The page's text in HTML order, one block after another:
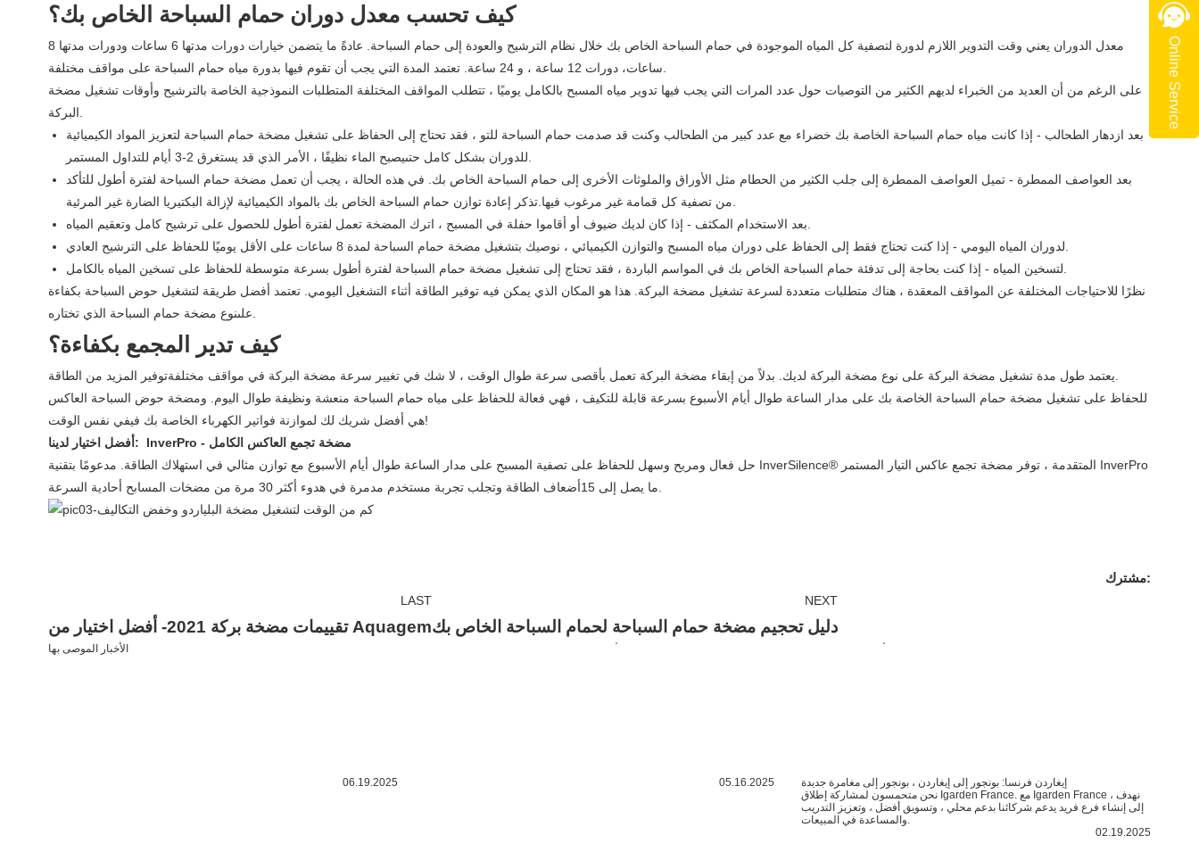
كيف تحسب معدل دوران حمام السباحة الخاص بك؟
معدل الدوران يعني وقت التدوير اللازم لدورة لتصفية كل المياه الموجودة في حمام السباحة الخاص بك خلال نظام الترشيح والعودة إلى حمام السباحة. عادةً ما يتضمن خيارات دورات مدتها 6 ساعات ودورات مدتها 8
ساعات، دورات 12 ساعة ، و 24 ساعة. تعتمد المدة التي يجب أن تقوم فيها بدورة مياه حمام السباحة على مواقف مختلفة.
على الرغم من أن العديد من الخبراء لديهم الكثير من التوصيات حول عدد المرات التي يجب فيها تدوير مياه المسبح بالكامل يوميًا ، تتطلب المواقف المختلفة المتطلبات النموذجية الخاصة بالترشيح وأوقات تشغيل مضخة
البركة.
بعد ازدهار الطحالب - إذا كانت مياه حمام السباحة الخاصة بك خضراء مع عدد كبير من الطحالب وكنت قد صدمت حمام السباحة للتو ، فقد تحتاج إلى الحفاظ على تشغيل مضخة حمام السباحة لتعزيز المواد الكيميائية
للدوران بشكل كامل حتىيصبح الماء نظيفًا ، الأمر الذي قد يستغرق 2-3 أيام للتداول المستمر.
بعد العواصف الممطرة - تميل العواصف الممطرة إلى جلب الكثير من الحطام مثل الأوراق والملوثات الأخرى إلى حمام السباحة الخاص بك. في هذه الحالة ، يجب أن تعمل مضخة حمام السباحة لفترة أطول للتأكد
من تصفية كل قمامة غير مرغوب فيها.تذكر إعادة توازن حمام السباحة الخاص بك بالمواد الكيميائية لإزالة البكتيريا الضارة غير المرئية.
بعد الاستخدام المكثف - إذا كان لديك ضيوف أو أقاموا حفلة في المسبح ، اترك المضخة تعمل لفترة أطول للحصول على ترشيح كامل وتعقيم المياه.
لدوران المياه اليومي - إذا كنت تحتاج فقط إلى الحفاظ على دوران مياه المسبح والتوازن الكيميائي ، نوصيك بتشغيل مضخة حمام السباحة لمدة 8 ساعات على الأقل يوميًا للحفاظ على الترشيح العادي.
لتسخين المياه - إذا كنت بحاجة إلى تدفئة حمام السباحة الخاص بك في المواسم الباردة ، فقد تحتاج إلى تشغيل مضخة حمام السباحة لفترة أطول بسرعة متوسطة للحفاظ على تسخين المياه بالكامل.
نظرًا للاحتياجات المختلفة عن المواقف المعقدة ، هناك متطلبات متعددة لسرعة تشغيل مضخة البركة. هذا هو المكان الذي يمكن فيه توفير الطاقة أثناء التشغيل اليومي. تعتمد أفضل طريقة لتشغيل حوض السباحة بكفاءة
علىنوع مضخة حمام السباحة الذي تختاره.
كيف تدير المجمع بكفاءة؟
يعتمد طول مدة تشغيل مضخة البركة على نوع مضخة البركة لديك. بدلاً من إبقاء مضخة البركة تعمل بأقصى سرعة طوال الوقت ، لا شك في تغيير سرعة مضخة البركة في مواقف مختلفةتوفير المزيد من الطاقة.
للحفاظ على تشغيل مضخة حمام السباحة الخاصة بك على مدار الساعة طوال أيام الأسبوع بسرعة قابلة للتكيف ، فهي فعالة للحفاظ على مياه حمام السباحة منعشة ونظيفة طوال اليوم. ومضخة حوض السباحة العاكس
هي أفضل شريك لك لموازنة فواتير الكهرباء الخاصة بك فيفي نفس الوقت!
أفضل اختيار لدينا: InverPro - مضخة تجمع العاكس الكامل
حل فعال ومريح وسهل للحفاظ على تصفية المسبح على مدار الساعة طوال أيام الأسبوع مع توازن مثالي في استهلاك الطاقة. مدعومًا بتقنية InverSilence® المتقدمة ، توفر مضخة تجمع عاكس التيار المستمر InverPro
ما يصل إلى 15أضعاف الطاقة وتجلب تجربة مستخدم مدمرة في هدوء أكثر 30 مرة من مضخات المسابح أحادية السرعة.
مشترك:
LAST
تقييمات مضخة بركة 2021- أفضل اختيار من Aquagem
NEXT
دليل تحجيم مضخة حمام السباحة لحمام السباحة الخاص بك
الأخبار الموصى بها
06.19.2025 05.16.2025
إيغاردن فرنسا: بونجور إلى إيغاردن ، بونجور إلى مغامرة جديدة
نحن متحمسون لمشاركة إطلاق Igarden France. مع Igarden France ، نهدف
إلى إنشاء فرع فريد يدعم شركائنا بدعم محلي ، وتسويق أفضل ، وتعزيز التدريب
والمساعدة في المبيعات.
02.19.2025
Online Service